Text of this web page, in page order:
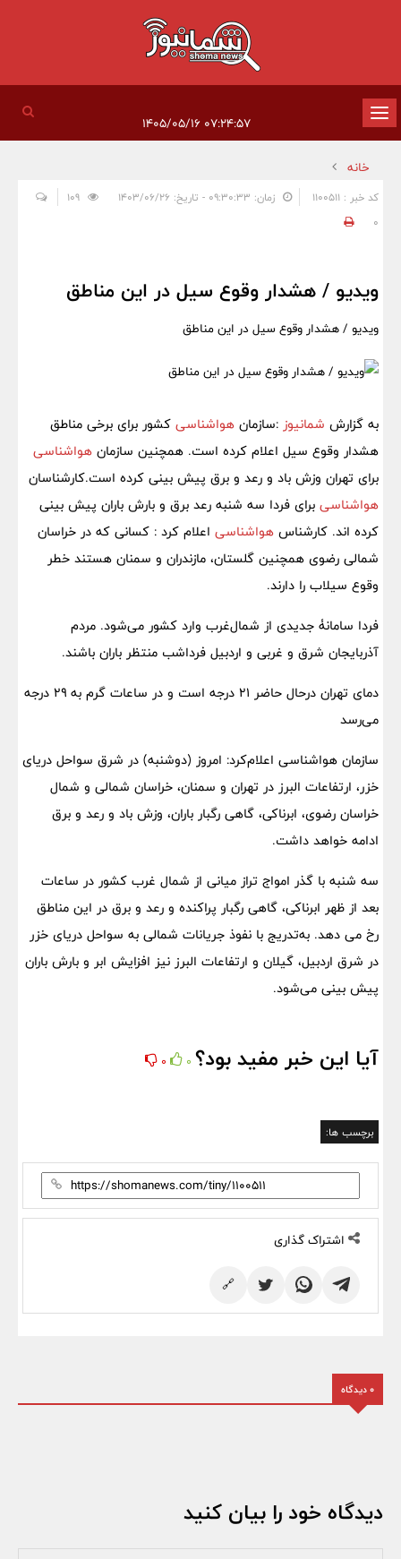
تغییر
وضعیت
ناوبری
خانه
کد خبر : 1100511 زمان: ۰۹:۳۰:۳۳ - تاریخ: ۱۴۰۳/۰۶/۲۶
0
ویدیو / هشدار وقوع سیل در این مناطق
ویدیو / هشدار وقوع سیل در این مناطق
به گزارش شمانیوز :سازمان هواشناسی کشور برای برخی مناطق
هشدار وقوع سیل اعلام کرده است. همچنین سازمان هواشناسی
برای تهران وزش باد و رعد و برق پیش بینی کرده است.کارشناسان
هواشناسی برای فردا سه شنبه رعد برق و بارش باران پیش بینی
کرده اند. کارشناس هواشناسی اعلام کرد : کسانی که در خراسان
شمالی رضوی همچنین گلستان، مازندران و سمنان هستند خطر
وقوع سیلاب را دارند.
فردا سامانۀ جدیدی از شمال‌غرب وارد کشور می‌شود. مردم
آذربایجان شرق و غربی و اردبیل فرداشب منتظر باران باشند.
دمای تهران درحال حاضر ۲۱ درجه است و در ساعات گرم به ۲۹ درجه
می‌رسد
سازمان هواشناسی اعلام‌کرد: امروز (دوشنبه) در شرق سواحل دریای
خزر، ارتفاعات البرز در تهران و سمنان، خراسان شمالی و شمال
خراسان رضوی، ابرناکی، گاهی رگبار باران، وزش باد و رعد و برق
ادامه خواهد داشت.
سه شنبه با گذر امواج تراز میانی از شمال غرب کشور در ساعات
بعد از ظهر ابرناکی، گاهی رگبار پراکنده و رعد و برق در این مناطق
رخ می دهد. به‌تدریج با نفوذ جریانات شمالی به سواحل دریای خزر
در شرق اردبیل، گیلان و ارتفاعات البرز نیز افزایش ابر و بارش باران
پیش بینی می‌شود.
آیا این خبر مفید بود؟ 0
0
برچسب ها:
اشتراک گذاری
🔗
0 دیدگاه
دیدگاه خود را بیان کنید